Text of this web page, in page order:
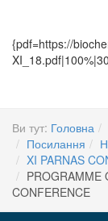
{pdf=https://
Ви тут: Головна
Посилання
XI PARNAS
PROGRAMME
CONFERENCE